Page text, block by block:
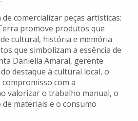
comercializar peças artísticas:
promove produtos que
cultural, história e memória
que simbolizam a essência de
Daniella Amaral, gerente
destaque à cultural local, o
com a
valorizar o trabalho manual, o
materiais e o consumo